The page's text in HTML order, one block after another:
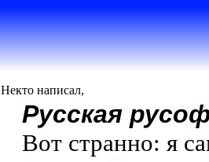
Некто написал,
Русская
Вот странно: я